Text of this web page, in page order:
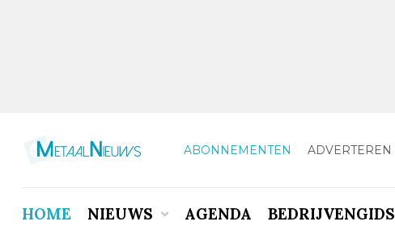
ABONNEMENTEN ADVERTEREN
HOME NIEUWS AGENDA BEDRIJVENGIDS